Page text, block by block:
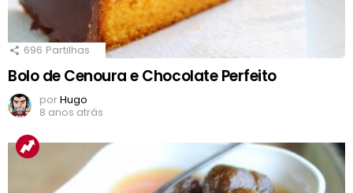
696 Partilhas
Bolo de Cenoura e Chocolate Perfeito
porHugo
8 anos atrás